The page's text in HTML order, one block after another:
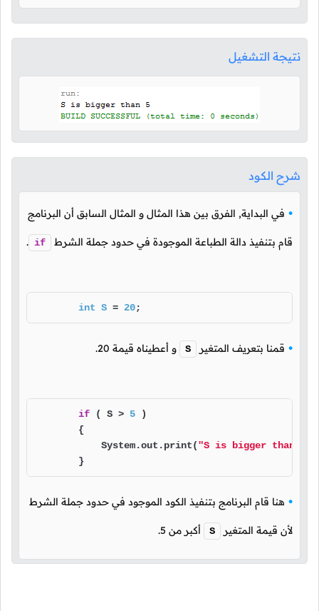
نتيجة التشغيل
شرح الكود
في البداية, الفرق بين هذا المثال و المثال السابق أن البرنامج
قام بتنفيذ دالة الطباعة الموجودة في حدود جملة الشرط if
.
int S = 20;
قمنا بتعريف المتغير S و أعطيناه قيمة 20
.
if ( S > 5 )
        {
            System.out.print(
"S is bigger than 5."
        }
هنا قام البرنامج بتنفيذ الكود الموجود في حدود جملة الشرط
لأن قيمة المتغير S أكبر من 5
.